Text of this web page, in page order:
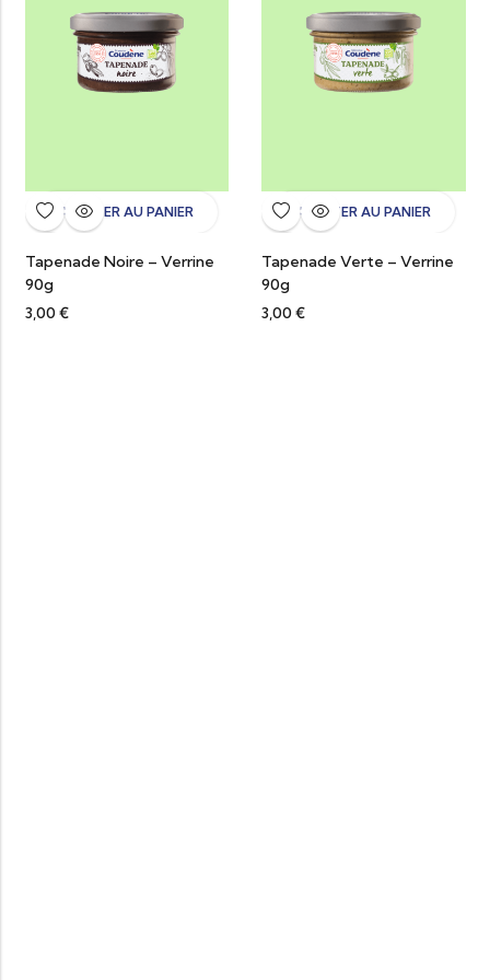
AJOUTER AU PANIER
Tapenade Noire – Verrine
90g
3,00 €
AJOUTER AU PANIER
Tapenade Verte – Verrine
90g
3,00 €